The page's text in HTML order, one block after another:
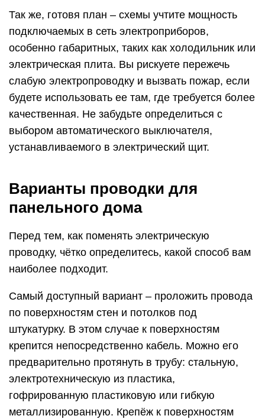
Так же, готовя план – схемы учтите мощность
подключаемых в сеть электроприборов,
особенно габаритных, таких как холодильник или
электрическая плита. Вы рискуете пережечь
слабую электропроводку и вызвать пожар, если
будете использовать ее там, где требуется более
качественная. Не забудьте определиться с
выбором автоматического выключателя,
устанавливаемого в электрический щит.
Варианты проводки для
панельного дома
Перед тем, как поменять электрическую
проводку, чётко определитесь, какой способ вам
наиболее подходит.
Самый доступный вариант – проложить провода
по поверхностям стен и потолков под
штукатурку. В этом случае к поверхностям
крепится непосредственно кабель. Можно его
предварительно протянуть в трубу: стальную,
электротехническую из пластика,
гофрированную пластиковую или гибкую
металлизированную. Крепёж к поверхностям